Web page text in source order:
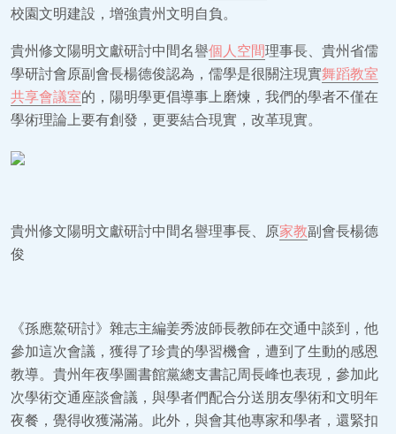
校園文明建設，增強貴州文明自負。
貴州修文陽明文獻研討中間名譽個人空間理事長、貴州省儒
學研討會原副會長楊德俊認為，儒學是很關注現實舞蹈教室
共享會議室的，陽明學更倡導事上磨煉，我們的學者不僅在
學術理論上要有創發，更要結合現實，改革現實。
貴州修文陽明文獻研討中間名譽理事長、原家教副會長楊德
俊
《孫應鰲研討》雜志主編姜秀波師長教師在交通中談到，他
參加這次會議，獲得了珍貴的學習機會，遭到了生動的感恩
教導。貴州年夜學圖書館黨總支書記周長峰也表現，參加此
次學術交通座談會議，與學者們配合分送朋友學術和文明年
夜餐，覺得收獲滿滿。此外，與會其他專家和學者，還緊扣